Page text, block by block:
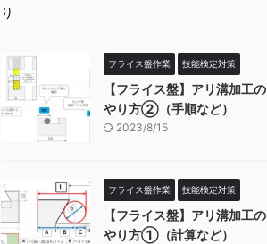
り
フライス盤作業 技能検定対策
【フライス盤】アリ溝加工の
やり方②（手順など）
2023/8/15
フライス盤作業 技能検定対策
【フライス盤】アリ溝加工の
やり方①（計算など）